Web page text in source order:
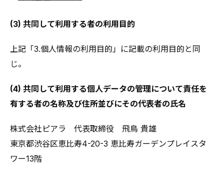
(3) 共同して利用する者の利用目的
上記「3.個人情報の利用目的」に記載の利用目的と同
じ。
(4) 共同して利用する個人データの管理について責任を
有する者の名称及び住所並びにその代表者の氏名
株式会社ピアラ 代表取締役 飛鳥 貴雄
東京都渋谷区恵比寿4-20-3 恵比寿ガーデンプレイスタ
ワー13階